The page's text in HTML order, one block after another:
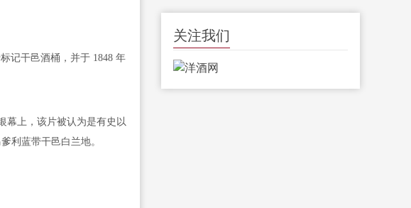
记干邑酒桶，并于 1848 年
幕上，该片被认为是有史以
利蓝带干邑白兰地。
关注我们